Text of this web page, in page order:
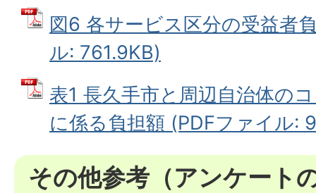
図6 各サービス区分の受益者
ル: 761.9KB)
表1 長久手市と周辺自治体の
に係る負担額 (PDFファイル:
その他参考（アンケート